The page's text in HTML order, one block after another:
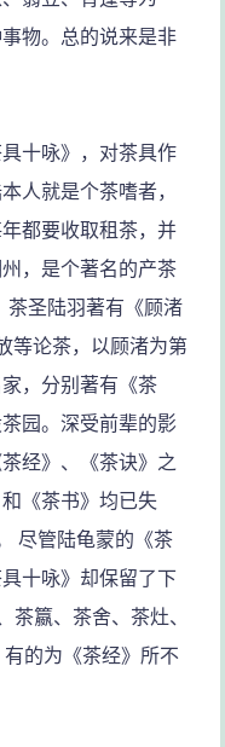
物。总的说来是非
十咏》，对茶具作
人就是个茶嗜者，
都要收取租茶，并
，是个著名的产茶
茶圣陆羽著有《顾渚
等论茶，以顾渚为第
，分别著有《茶
园。深受前辈的影
经》、《茶诀》之
《茶书》均已失
尽管陆龟蒙的《茶
十咏》却保留了下
茶籝、茶舍、茶灶、
的为《茶经》所不